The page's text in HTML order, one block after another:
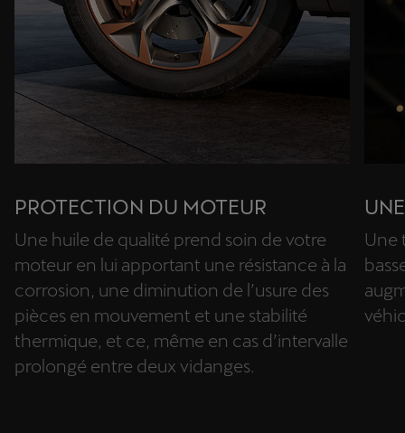
PROTECTION DU MOTEUR
Une huile de qualité prend soin de votre
moteur en lui apportant une résistance à la
corrosion, une diminution de l’usure des
pièces en mouvement et une stabilité
thermique, et ce, même en cas d’intervalle
prolongé entre deux vidanges.
Une